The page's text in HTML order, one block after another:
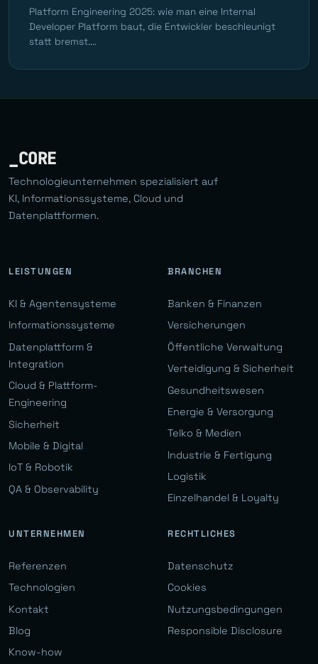
Platform Engineering 2025: wie man eine Internal
Developer Platform baut, die Entwickler beschleunigt
statt bremst....
_CORE
Technologieunternehmen spezialisiert auf
KI, Informationssysteme, Cloud und
Datenplattformen.
LEISTUNGEN
KI & Agentensysteme
Informationssysteme
Datenplattform &
Integration
Cloud & Plattform-
Engineering
Sicherheit
Mobile & Digital
IoT & Robotik
QA & Observability
BRANCHEN
Banken & Finanzen
Versicherungen
Öffentliche Verwaltung
Verteidigung & Sicherheit
Gesundheitswesen
Energie & Versorgung
Telko & Medien
Industrie & Fertigung
Logistik
Einzelhandel & Loyalty
UNTERNEHMEN
Referenzen
Technologien
Kontakt
Blog
Know-how
RECHTLICHES
Datenschutz
Cookies
Nutzungsbedingungen
Responsible Disclosure